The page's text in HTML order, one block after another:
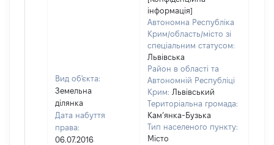
Вид об'єкта:
Земельна
ділянка
Дата набуття
права:
06.07.2016
інформація]
Автономна Республіка
Крим/область/місто зі
спеціальним статусом:
Львівська
Район в області та
Автономній Республіці
Крим: Львівський
Територіальна громада:
Кам’янка-Бузька
Тип населеного пункту:
Місто